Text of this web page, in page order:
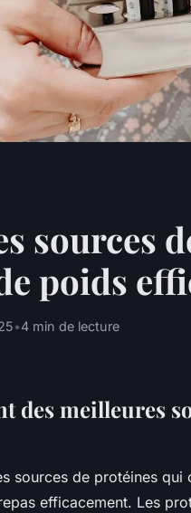
sources
poids
•4 min de lecture
des meilleures
sources de protéines
efficacement. Les